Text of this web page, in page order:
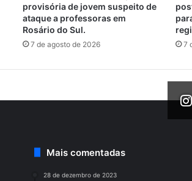
provisória de jovem suspeito de
ataque a professoras em
Rosário do Sul.
7 de agosto de 2026 7
Mais comentadas
28 de dezembro de 2023